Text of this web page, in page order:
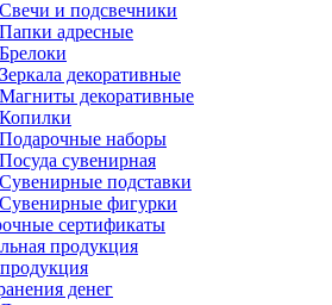
Свечи и подсвечники
Папки адресные
Брелоки
Зеркала декоративные
Магниты декоративные
Копилки
Подарочные наборы
Посуда сувенирная
Сувенирные подставки
Сувенирные фигурки
сертификаты
продукция
денег